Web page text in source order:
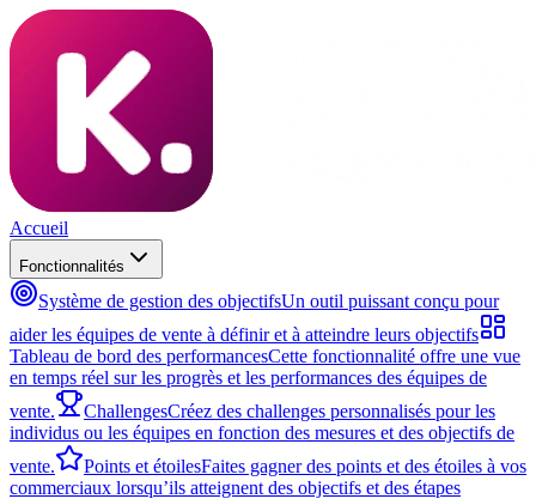
Accueil
Fonctionnalités
Système de gestion des objectifsUn outil puissant conçu pour
aider les équipes de vente à définir et à atteindre leurs objectifs
Tableau de bord des performancesCette fonctionnalité offre une vue
en temps réel sur les progrès et les performances des équipes de
vente.
ChallengesCréez des challenges personnalisés pour les
individus ou les équipes en fonction des mesures et des objectifs de
vente.
Points et étoilesFaites gagner des points et des étoiles à vos
commerciaux lorsqu’ils atteignent des objectifs et des étapes